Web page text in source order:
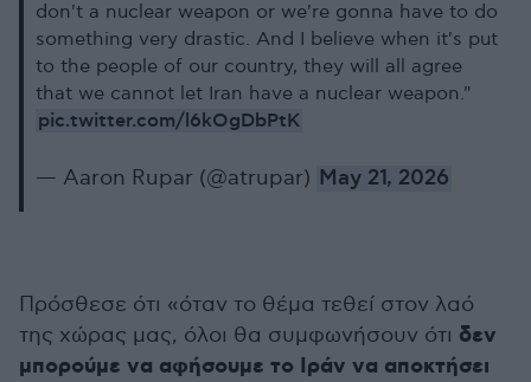
don't a nuclear weapon or we're gonna have to do
something very drastic. And I believe when it's put
to the people of our country, they will all agree
that we cannot let Iran have a nuclear weapon."
pic.twitter.com/l6kOgDbPtK
— Aaron Rupar (@atrupar) May 21, 2026
Πρόσθεσε ότι «όταν το θέμα τεθεί στον λαό
της χώρας μας, όλοι θα συμφωνήσουν ότι δεν
μπορούμε να αφήσουμε το Ιράν να αποκτήσει